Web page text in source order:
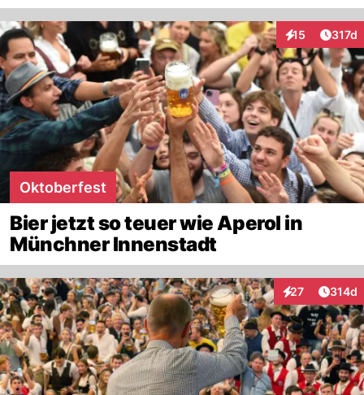
15
Interaktionen
317d
Oktoberfest
Bier jetzt so teuer wie Aperol in
Münchner Innenstadt
27
Interaktionen
314d